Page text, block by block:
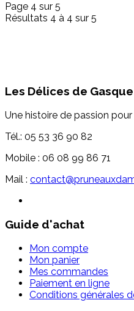
Page 4 sur 5
Résultats 4 à 4 sur 5
Les Délices de Gasque
Une histoire de passion
Tél.: 05 53 36 90 82
Mobile : 06 08 99 86 71
Mail :
Guide d'achat
Mon compte
Mon panier
Mes commandes
Paiement en ligne
Conditions générales